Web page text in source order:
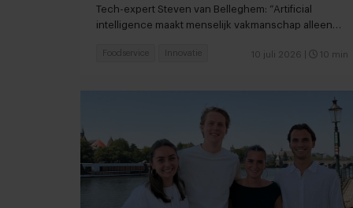
Tech-expert Steven van Belleghem: “Artificial
intelligence maakt menselijk vakmanschap alleen
10 juli 2026 10 min
Foodservice Innovatie